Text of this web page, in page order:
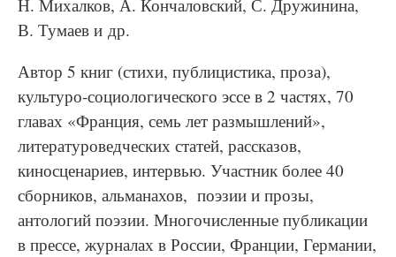
Н. Михалков, А. Кончаловский, С. Дружинина,
В. Тумаев и др.
Автор 5 книг (стихи, публицистика, проза),
культуро-социологического эссе в 2 частях, 70
главах «Франция, семь лет размышлений»,
литературоведческих статей, рассказов,
киносценариев, интервью. Участник более 40
сборников, альманахов, поэзии и прозы,
антологий поэзии. Многочисленные публикации
в прессе, журналах в России, Франции, Германии,